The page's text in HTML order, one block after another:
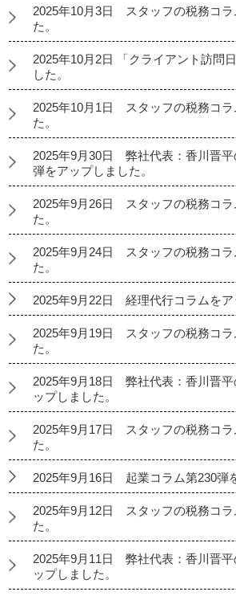
2025年10月3日 スタッフの税務コラ
た。
2025年10月2日 「クライアント訪問
した。
2025年10月1日 スタッフの税務コラ
た。
2025年9月30日 弊社代表：香川晋平
弾をアップしました。
2025年9月26日 スタッフの税務コラ
た。
2025年9月24日 スタッフの税務コラ
た。
2025年9月22日 経理代行コラムをア
2025年9月19日 スタッフの税務コラ
た。
2025年9月18日 弊社代表：香川晋平
ップしました。
2025年9月17日 スタッフの税務コラ
た。
2025年9月16日 起業コラム第230弾
2025年9月12日 スタッフの税務コラ
た。
2025年9月11日 弊社代表：香川晋平
ップしました。